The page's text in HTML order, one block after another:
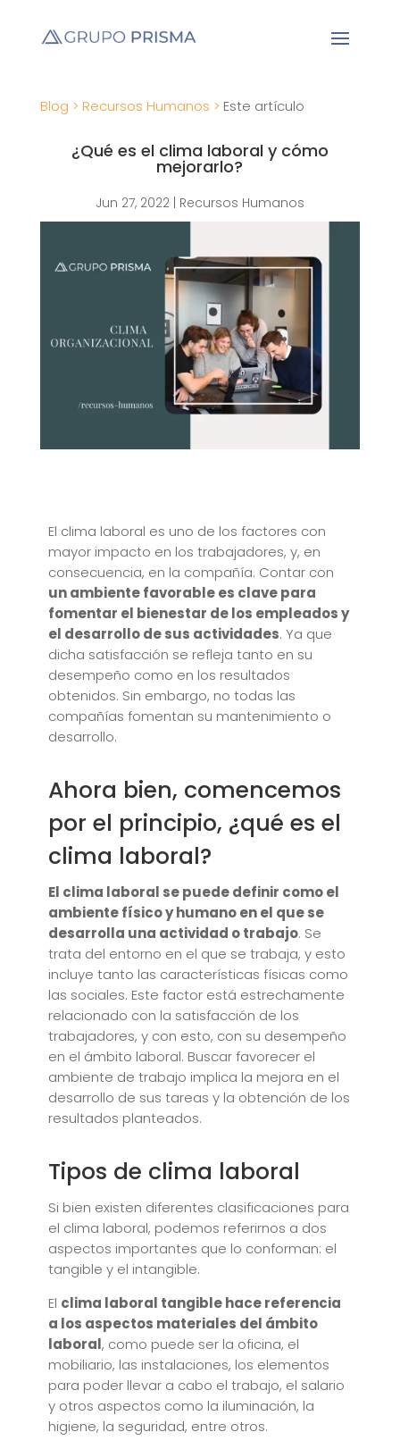
Blog > Recursos Humanos > Este artículo
¿Qué es el clima laboral y cómo
mejorarlo?
Jun 27, 2022| Recursos Humanos
El clima laboral es uno de los factores con
mayor impacto en los trabajadores, y, en
consecuencia, en la compañía. Contar con
un ambiente favorable es clave para
fomentar el bienestar de los empleados y
el desarrollo de sus actividades. Ya que
dicha satisfacción se refleja tanto en su
desempeño como en los resultados
obtenidos. Sin embargo, no todas las
compañías fomentan su mantenimiento o
desarrollo.
Ahora bien, comencemos
por el principio, ¿qué es el
clima laboral?
El clima laboral se puede definir como el
ambiente físico y humano en el que se
desarrolla una actividad o trabajo. Se
trata del entorno en el que se trabaja, y esto
incluye tanto las características físicas como
las sociales. Este factor está estrechamente
relacionado con la satisfacción de los
trabajadores, y con esto, con su desempeño
en el ámbito laboral. Buscar favorecer el
ambiente de trabajo implica la mejora en el
desarrollo de sus tareas y la obtención de los
resultados planteados.
Tipos de clima laboral
Si bien existen diferentes clasificaciones para
el clima laboral, podemos referirnos a dos
aspectos importantes que lo conforman: el
tangible y el intangible.
El clima laboral tangible hace referencia
a los aspectos materiales del ámbito
laboral, como puede ser la oficina, el
mobiliario, las instalaciones, los elementos
para poder llevar a cabo el trabajo, el salario
y otros aspectos como la iluminación, la
higiene, la seguridad, entre otros.